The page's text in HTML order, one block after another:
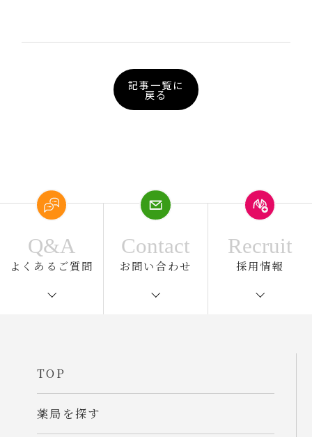
記事一覧に
戻る
Q&A
よくあるご質問
Contact
お問い合わせ
Recruit
採用情報
TOP
薬局を探す